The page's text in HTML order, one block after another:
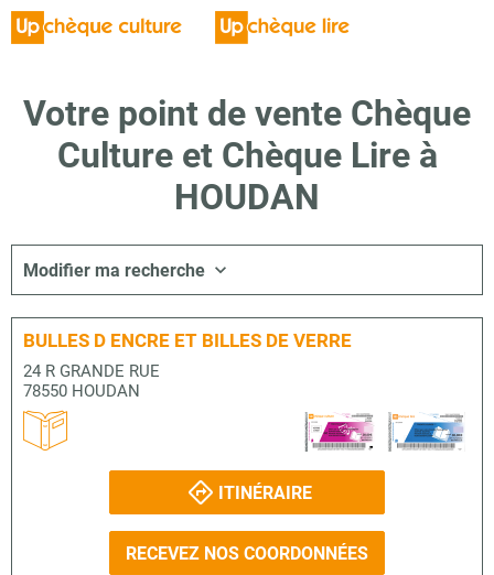
Votre point de vente Chèque
Culture et Chèque Lire à
HOUDAN
Modifier ma recherche
BULLES D ENCRE ET BILLES DE VERRE
24 R GRANDE RUE
78550 HOUDAN
ITINÉRAIRE
RECEVEZ NOS COORDONNÉES